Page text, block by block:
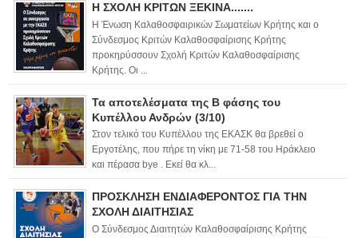
Η ΣΧΟΛΗ ΚΡΙΤΩΝ ΞΕΚΙΝΑ.......
Η Ένωση Καλαθοσφαιρικών Σωματείων Κρήτης και ο
Σύνδεσμος Κριτών Καλαθοσφαίρισης Κρήτης
προκηρύσσουν Σχολή Κριτών Καλαθοσφαίρισης
Κρήτης. Οι ...
Τα αποτελέσματα της Β φάσης του
Κυπέλλου Ανδρών (3/10)
Στον τελικό του Κυπέλλου της ΕΚΑΣΚ θα βρεθεί ο
Εργοτέλης, που πήρε τη νίκη με 71-58 του Ηράκλειο
και πέρασα bye . Εκεί θα κλ...
ΠΡΟΣΚΛΗΣΗ ΕΝΔΙΑΦΕΡΟΝΤΟΣ ΓΙΑ ΤΗΝ
ΣΧΟΛΗ ΔΙΑΙΤΗΣΙΑΣ
Ο Σύνδεσμος Διαιτητών Καλαθοσφαίρισης Κρήτης